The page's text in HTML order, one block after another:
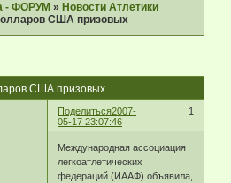
- ФОРУМ » Новости Атлетики
США призовых
США призовых
Поделиться 1
2007-
05-17 23:07:46
Международная ассоциация
легкоатлетических
федераций (ИААФ) объявила,